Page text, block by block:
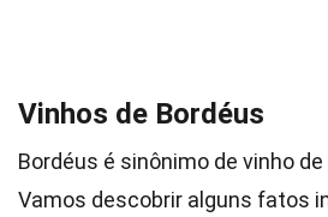
Vinhos de Bordéus
Bordéus é sinônimo de vinho
Vamos descobrir alguns fatos